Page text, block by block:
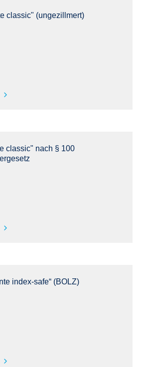
classic" (ungezillmert)
classic" nach § 100
index-safe“ (BOLZ)